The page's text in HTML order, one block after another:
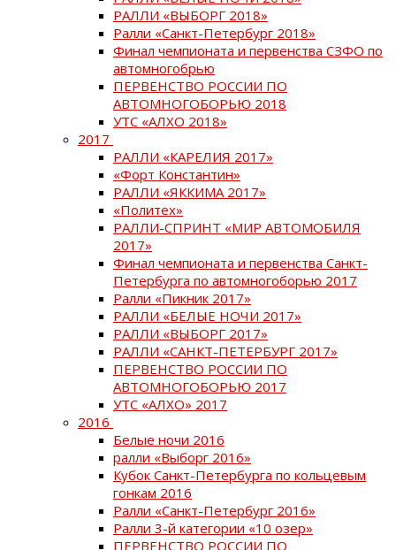
РАЛЛИ «ВЫБОРГ 2018»
Ралли «Санкт-Петербург 2018»
Финал чемпионата и первенства СЗФО по
автомногобрью
ПЕРВЕНСТВО РОССИИ ПО
АВТОМНОГОБОРЬЮ 2018
УТС «АЛХО 2018»
2017
РАЛЛИ «КАРЕЛИЯ 2017»
«Форт Константин»
РАЛЛИ «ЯККИМА 2017»
«Политех»
РАЛЛИ-СПРИНТ «МИР АВТОМОБИЛЯ
2017»
Финал чемпионата и первенства Санкт-
Петербурга по автомногоборью 2017
Ралли «Пикник 2017»
РАЛЛИ «БЕЛЫЕ НОЧИ 2017»
РАЛЛИ «ВЫБОРГ 2017»
РАЛЛИ «САНКТ-ПЕТЕРБУРГ 2017»
ПЕРВЕНСТВО РОССИИ ПО
АВТОМНОГОБОРЬЮ 2017
УТС «АЛХО» 2017
2016
Белые ночи 2016
ралли «Выборг 2016»
Кубок Санкт-Петербурга по кольцевым
гонкам 2016
Ралли «Санкт-Петербург 2016»
Ралли 3-й категории «10 озер»
ПЕРВЕНСТВО РОССИИ ПО